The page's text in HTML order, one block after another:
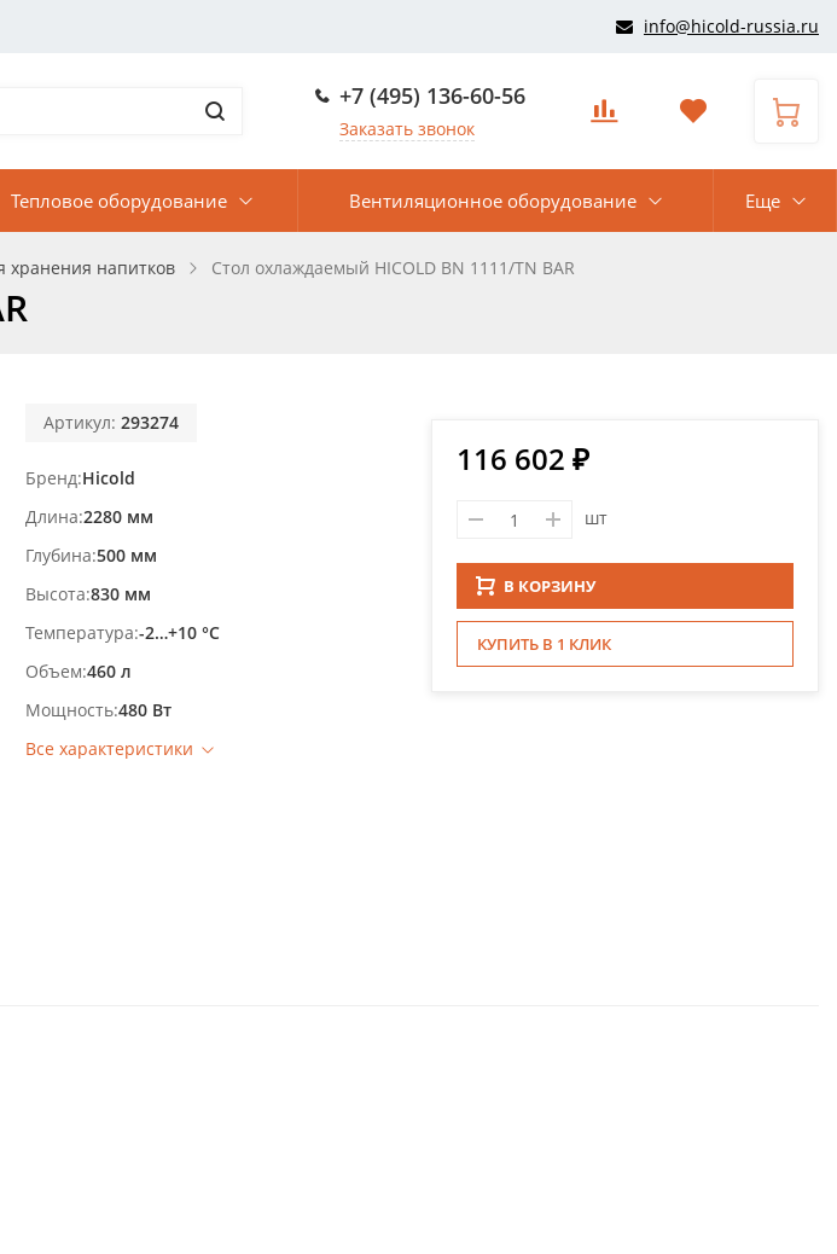
info@hicold-russia.ru
+7 (495) 136-60-56
Заказать звонок
Тепловое оборудование Вентиляционное оборудование Еще
хранения напитков Стол охлаждаемый HICOLD BN 1111/TN BAR
Артикул: 293274
Бренд Hicold
Длина 2280 мм
Глубина 500 мм
Высота 830 мм
Температура -2…+10 °С
Объем 460 л
Мощность 480 Вт
Все характеристики
116 602 ₽
шт
В КОРЗИНУ
КУПИТЬ В 1 КЛИК